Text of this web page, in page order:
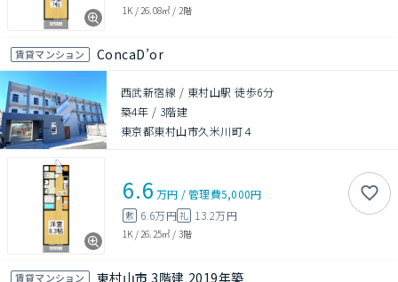
1K / 26.08㎡ / 2階
賃貸マンション ConcaD’or
西武新宿線 / 東村山駅 徒歩6分
築4年 / 3階建
東京都東村山市久米川町４
6.6 万円 /管理費5,000円
敷 6.6万円礼 13.2万円
1K / 26.25㎡ / 3階
賃貸マンション 東村山市 3階建 2019年築